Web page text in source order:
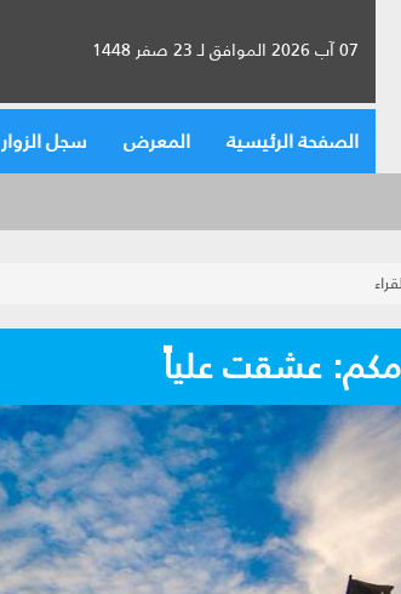
07 آب 2026 الموافق لـ 23 صفر 1448
الصفحة الرئيسية المعرض سجل الزوار
عشقت علياً